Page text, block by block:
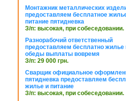
Монтажник металлических
предоставляем бесплатное
питание пятидневка
З/п: высокая, при собеседовании.
Разнорабочий ответственный
предоставляем бесплатно жилье
обеды выплаты вовремя
З/п: 29 000 грн.
Сварщик официальное
пятидневка предоставляем
жилье и питание
З/п: высокая, при собеседовании.